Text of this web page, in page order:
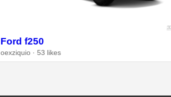
Ford f250
oexziquio · 53 likes